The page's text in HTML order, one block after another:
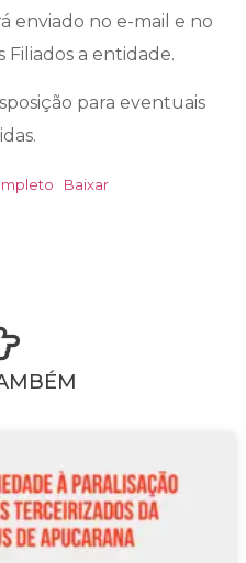
enviado no e-mail e no
a entidade.
para eventuais
Baixar